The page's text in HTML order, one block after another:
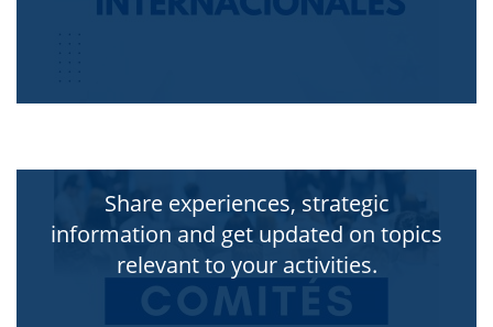
Share experiences, strategic
information and get updated on topics
relevant to your activities.